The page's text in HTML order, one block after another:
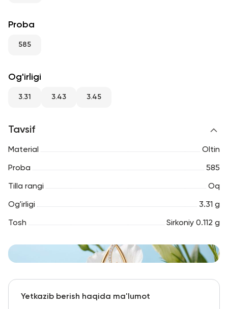
RU
Proba
585
Og'irligi
3.31 3.43 3.45
Tavsif
Material Oltin
Proba 585
Tilla rangi Oq
Og'irligi 3.31 g
Tosh Sirkoniy 0.112 g
Yetkazib berish haqida ma'lumot